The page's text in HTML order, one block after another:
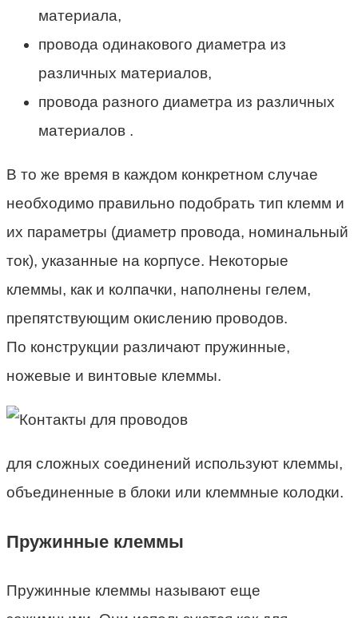
материала,
провода одинакового диаметра из
различных материалов,
провода разного диаметра из различных
материалов .
В то же время в каждом конкретном случае
необходимо правильно подобрать тип клемм и
их параметры (диаметр провода, номинальный
ток), указанные на корпусе. Некоторые
клеммы, как и колпачки, наполнены гелем,
препятствующим окислению проводов.
По конструкции различают пружинные,
ножевые и винтовые клеммы.
для сложных соединений используют клеммы,
объединенные в блоки или клеммные колодки.
Пружинные клеммы
Пружинные клеммы называют еще